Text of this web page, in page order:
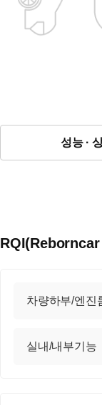
성능 ·
차량하부/엔진
실내/내부기능